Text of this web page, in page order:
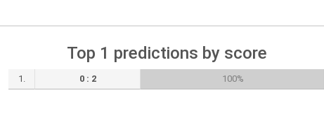
Top 1 predictions by score
1. 0 : 2 100%